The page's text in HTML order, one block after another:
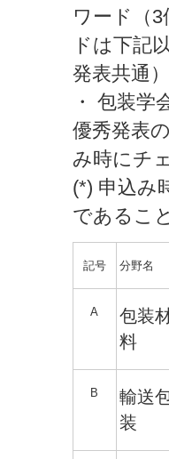
ワード（
ドは下記
発表共通）
・ 包装学
優秀発表
み時にチ
(*) 申込み
であるこ
記号 分野名
A
包装
料
B
輸送
装